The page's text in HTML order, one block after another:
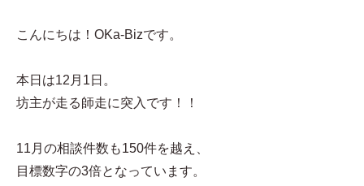
こんにちは！OKa-Bizです。
本日は12月1日。
坊主が走る師走に突入です！！
11月の相談件数も150件を越え、
目標数字の3倍となっています。